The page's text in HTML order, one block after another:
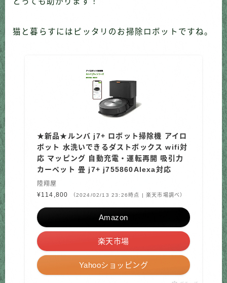
猫と暮らすにはピッタリのお掃除ロボットですね。
★新品★ルンバ j7+ ロボット掃除機 アイロ
ボット 水洗いできるダストボックス wifi対
応 マッピング 自動充電・運転再開 吸引力
カーペット 畳 j7+ j755860Alexa対応
陸翔屋
¥114,800
（2024/02/13 23:26時点 | 楽天市場調べ）
Amazon
楽天市場
Yahooショッピング